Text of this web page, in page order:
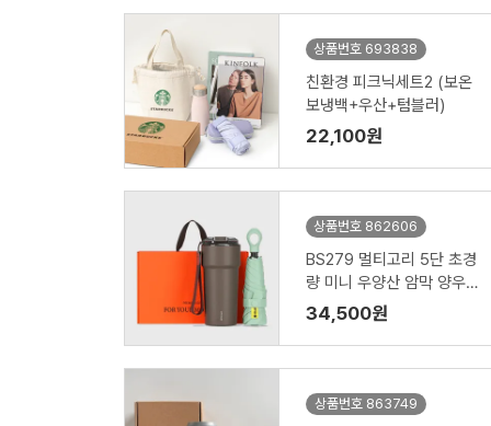
상품번호 693838
친환경 피크닉세트2 (보온
보냉백+우산+텀블러)
22,100원
상품번호 862606
BS279 멀티고리 5단 초경
량 미니 우양산 암막 양우산
선물세트 답례품+락앤락 텀
블러세트 메트로 카페 세라
믹 텀블러 650ml
34,500원
상품번호 863749